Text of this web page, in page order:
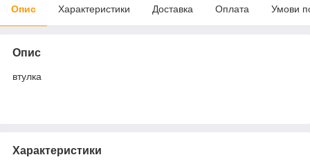
Опис Характеристики Доставка Оплата Умови
Опис
втулка
Характеристики